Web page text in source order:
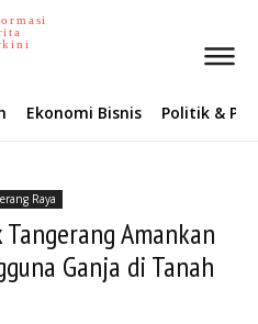
Ekonomi Bisnis Politik &
Raya
Amankan
Ganja di Tanah